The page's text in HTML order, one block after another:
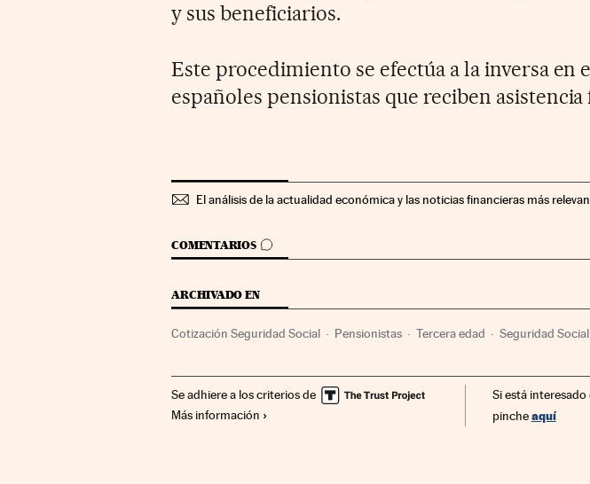
y sus beneficiarios.
Este procedimiento se efectúa a la inversa en
españoles pensionistas que reciben asistencia
El análisis de la actualidad económica y las noticias financieras más
COMENTARIOS
IR A LOS COMENTARIOS
ARCHIVADO EN
Cotización Seguridad Social Pensionistas Tercera edad Seguridad Social
Se adhiere a los criterios de
Más información
Si está
pincheaquí